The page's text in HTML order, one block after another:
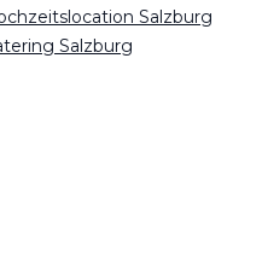
Salzburg
Salzburg